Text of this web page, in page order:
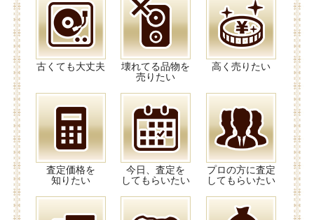
古くても大丈夫
壊れてる品物を
売りたい
高く売りたい
査定価格を
知りたい
今日、査定を
してもらいたい
プロの方に査定
してもらいたい